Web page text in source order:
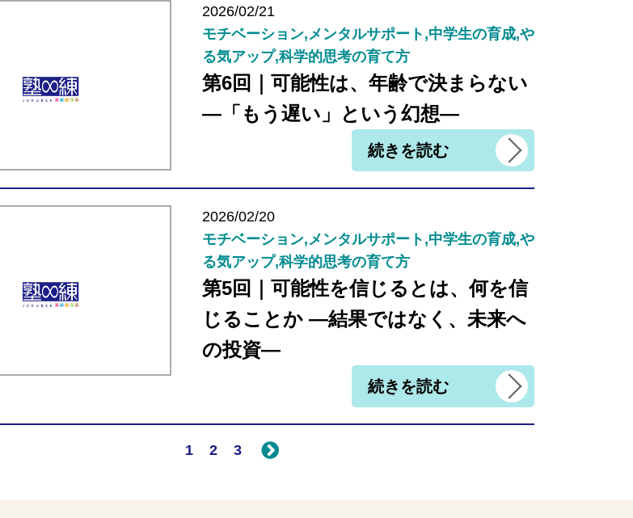
2026/02/21
モチベーション,メンタルサポート,中学生の育成,や
る気アップ,科学的思考の育て方
第6回｜可能性は、年齢で決まらない
―「もう遅い」という幻想―
続きを読む
2026/02/20
モチベーション,メンタルサポート,中学生の育成,や
る気アップ,科学的思考の育て方
第5回｜可能性を信じるとは、何を信
じることか ―結果ではなく、未来へ
の投資―
続きを読む
1 2 3